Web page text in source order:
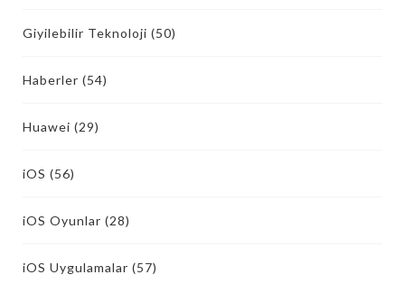
Giyilebilir Teknoloji (50)
Haberler (54)
Huawei (29)
iOS (56)
iOS Oyunlar (28)
iOS Uygulamalar (57)